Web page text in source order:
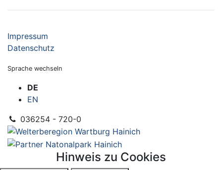
Impressum
Datenschutz
Sprache wechseln
DE
EN
036254 - 720-0
Hinweis zu Cookies